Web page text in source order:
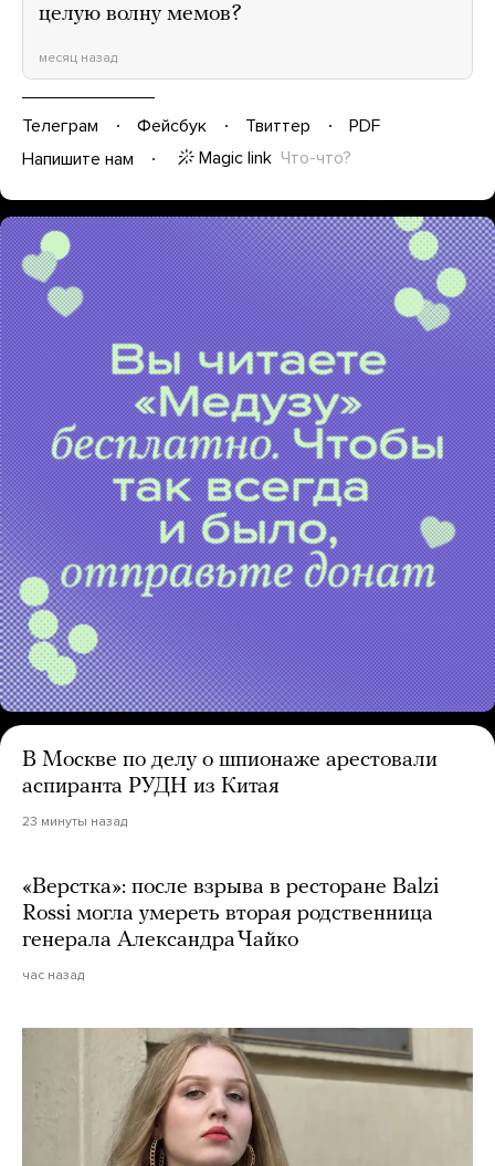
целую волну мемов?
месяц назад
Телеграм Фейсбук Твиттер
PDF
Напишите нам
Magic link Что-что?
В Москве по делу о шпионаже арестовали
аспиранта РУДН из Китая
23 минуты назад
«Верстка»: после взрыва в ресторане Balzi
Rossi могла умереть вторая родственница
генерала Александра Чайко
час назад